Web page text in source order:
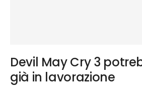
Devil May Cry 3
già in lavorazione